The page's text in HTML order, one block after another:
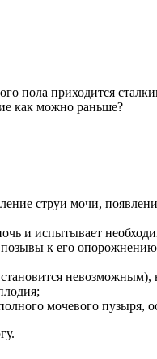
пола приходится
как можно раньше?
струи мочи,
и испытывает
к его
мочевого пузыря,